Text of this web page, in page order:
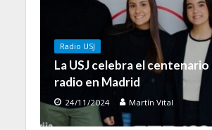
Radio USJ
La USJ celebra el centenario
radio en Madrid
24/11/2024 Martín Vital